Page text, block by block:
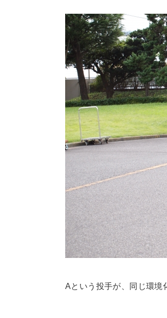
Aという投手が、同じ環境